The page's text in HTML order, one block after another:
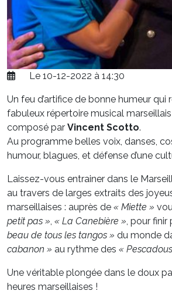
Le 10-12-2022 à 14:30
Un feu d’artifice de bonne humeur qui
fabuleux répertoire musical
composé par Vincent Scotto.
Au programme belles voix, danses,
humour, blagues, et défense d’une
Laissez-vous entrainer dans le
au travers de larges extraits des
marseillaises : auprès de « Miette »
petit pas », « La Canebière », pour finir
beau de tous les tangos » du monde
cabanon » au rythme des «
Une véritable plongée dans le doux
heures marseillaises !